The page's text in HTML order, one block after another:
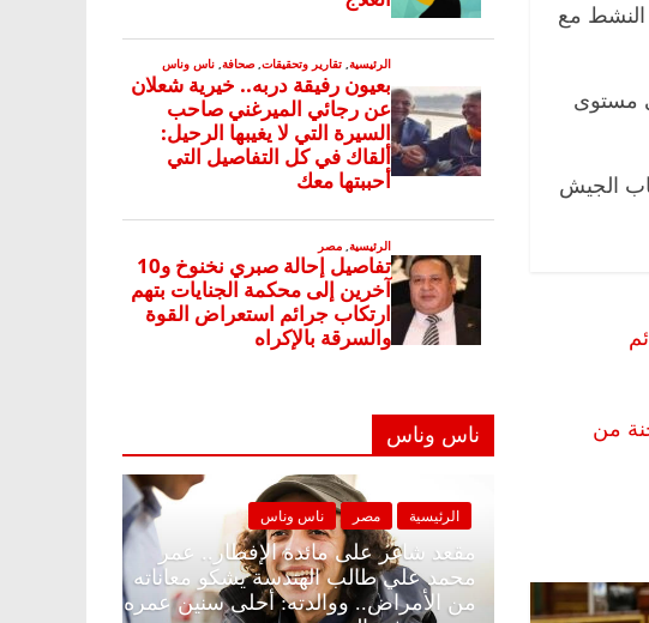
النشط مع
مستوى
المصريين في منتدى الجيش 2021 وفي ألعاب الجيش
التنفيذية خلال ٣ أشهر ولجنة من
ناس وناس
الرئيسية
مقعد شاغر على مائدة
محمد علي طالب
من الأمراض.. ووالدته:
ناس وناس
مقعد شاغر على الإفطار وبلكونة بلا زينة
رمضان.. د. عبدالخالق فاروق خبير
اقتصادي في انتظار حلم الحرية ولمة